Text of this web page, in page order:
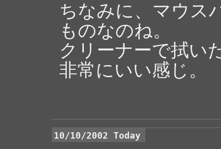
ちなみに、マウス
ものなのね。
クリーナーで拭い
非常にいい感じ。
10/10/2002 Today